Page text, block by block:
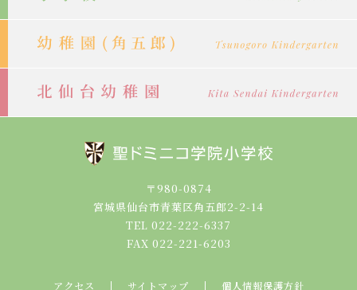
〒980-0874
宮城県仙台市青葉区角五郎2-2-14
TEL 022-222-6337
FAX 022-221-6203
アクセス サイトマップ 個人情報保護方針